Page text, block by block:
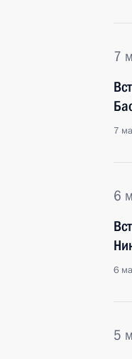
7
7
6
6
5